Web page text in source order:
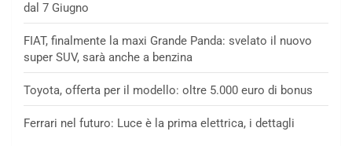
dal 7 Giugno
FIAT, finalmente la maxi Grande Panda: svelato il nuovo
super SUV, sarà anche a benzina
Toyota, offerta per il modello: oltre 5.000 euro di bonus
Ferrari nel futuro: Luce è la prima elettrica, i dettagli